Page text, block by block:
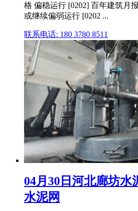
格 偏稳运行 [0202] 百年建筑月
或继续偏弱运行 [0202 ...
联系电话: 180 3780 8511
04月30日河北廊坊水
水泥网